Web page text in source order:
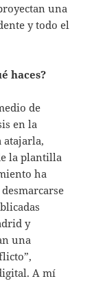
una
y todo el
haces?
de
en la
atajarla,
la plantilla
ha
y
una
A mí